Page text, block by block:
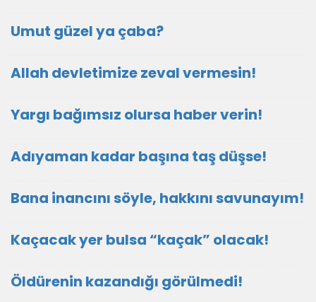
Umut güzel ya çaba?
Allah devletimize zeval vermesin!
Yargı bağımsız olursa haber verin!
Adıyaman kadar başına taş düşse!
Bana inancını söyle, hakkını savunayım!
Kaçacak yer bulsa “kaçak” olacak!
Öldürenin kazandığı görülmedi!